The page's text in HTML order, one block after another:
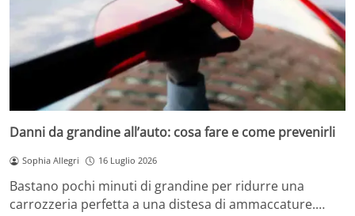
Danni da grandine all’auto: cosa fare e come prevenirli
Sophia Allegri 16 Luglio 2026
Bastano pochi minuti di grandine per ridurre una
carrozzeria perfetta a una distesa di ammaccature.…